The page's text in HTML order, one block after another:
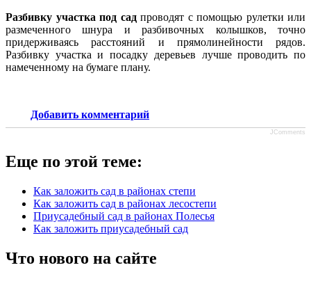
Разбивку участка под садпроводят с по­мощью рулетки или
размеченного шнура и разбивочных колышков, точно
придержи­ваясь расстояний и прямолинейности рядов.
Разбивку участка и посадку деревьев луч­ше проводить по
намеченному на бумаге плану.
Добавить комментарий
JComments
Еще по этой теме:
Как заложить сад в районах степи
Как заложить сад в районах лесостепи
Приусадебный сад в районах Полесья
Как заложить приусадебный сад
Что нового на сайте